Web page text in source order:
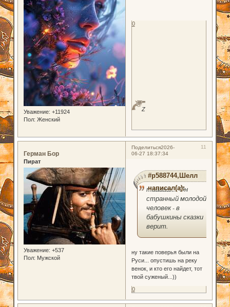
Уважение: +11924
Пол: Женский
Z
0
Поделиться 11
2026-
06-27 18:37:34
Герман Бор
Пират
Уважение: +537
Пол: Мужской
#p588744,Шелл
написал(а):
тааааак... Он
странный молодой
человек - в
бабушкины сказки
верит.
ну такие поверья были на
Руси... опустишь на реку
венок, и кто его найдет, тот
твой суженый...))
0